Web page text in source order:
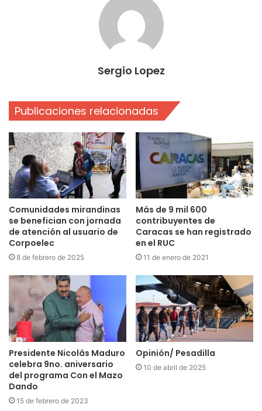
Sergio Lopez
Publicaciones relacionadas
Comunidades mirandinas
se benefician con jornada
de atención al usuario de
Corpoelec
8 de febrero de 2025
Más de 9 mil 600
contribuyentes de
Caracas se han registrado
en el RUC
11 de enero de 2021
Presidente Nicolás Maduro
celebra 9no. aniversario
del programa Con el Mazo
Dando
15 de febrero de 2023
Opinión/ Pesadilla
10 de abril de 2025